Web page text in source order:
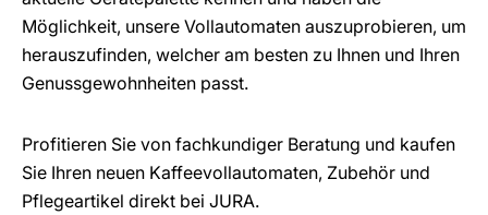
Möglichkeit, unsere Vollautomaten auszuprobieren, um
herauszufinden, welcher am besten zu Ihnen und Ihren
Genussgewohnheiten passt.
Profitieren Sie von fachkundiger Beratung und kaufen
Sie Ihren neuen Kaffeevollautomaten, Zubehör und
Pflegeartikel direkt bei JURA.